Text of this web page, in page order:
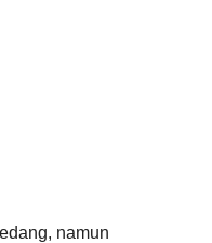
namun